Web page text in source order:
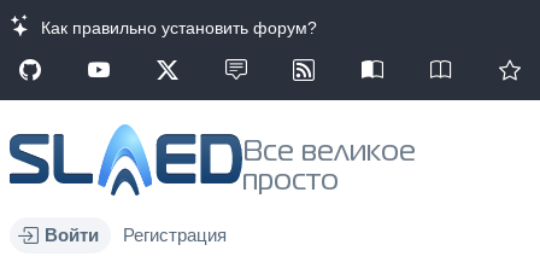
Как правильно установить форум?
Все великое
просто
Войти Регистрация